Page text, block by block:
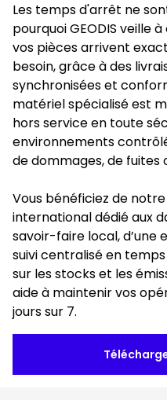
Les temps d'arrêt ne
pourquoi GEODIS veille
vos pièces arrivent
besoin, grâce à des
synchronisées et
matériel spécialisé est
hors service en toute
environnements
de dommages, de fuites
Vous bénéficiez de
international dédié aux
savoir-faire local, d’une
suivi centralisé en
sur les stocks et les
aide à maintenir vos
jours sur 7.